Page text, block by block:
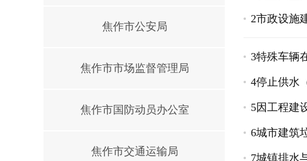
焦作市公安局
焦作市市场监督管理局
焦作市国防动员办公室
焦作市交通运输局
2市政设施
3特殊车辆
4停止供水
5因工程建
6城市建筑
7城镇排水